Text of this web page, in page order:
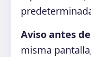
Aviso antes
misma